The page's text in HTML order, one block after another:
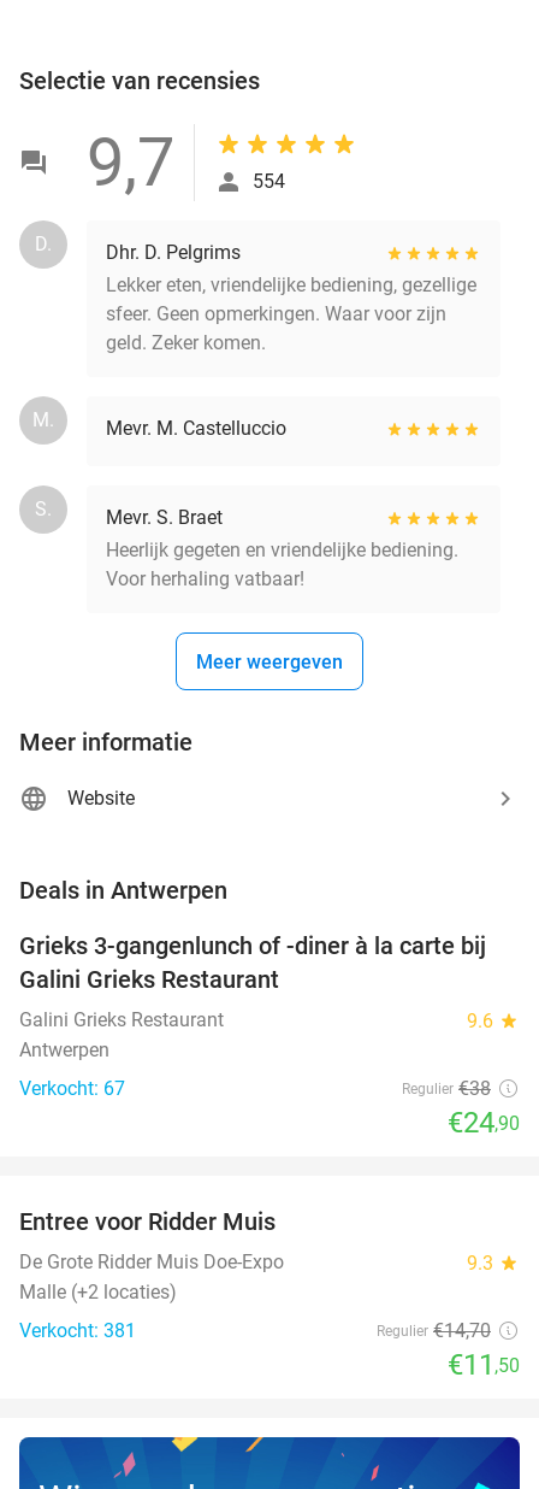
Selectie van recensies
9,7 554
D.
Dhr. D. Pelgrims
Lekker eten, vriendelijke bediening, gezellige
sfeer. Geen opmerkingen. Waar voor zijn
geld. Zeker komen.
M. Mevr. M. Castelluccio
S.
Mevr. S. Braet
Heerlijk gegeten en vriendelijke bediening.
Voor herhaling vatbaar!
Meer weergeven
Meer informatie
Website
Deals in Antwerpen
34%
Grieks 3-gangenlunch of -diner à la carte bij
Galini Grieks Restaurant
Galini Grieks Restaurant 9.6 star
Antwerpen
Verkocht: 67
Regulier €38
€24,90
TODAY
Entree voor Ridder Muis
De Grote Ridder Muis Doe-Expo 9.3 star
Malle (+2 locaties)
Verkocht: 381
Regulier €14,70
€11 ,50